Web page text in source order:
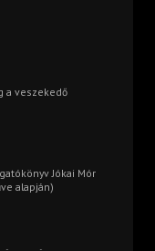
a veszekedő
Jókai Mór
alapján)